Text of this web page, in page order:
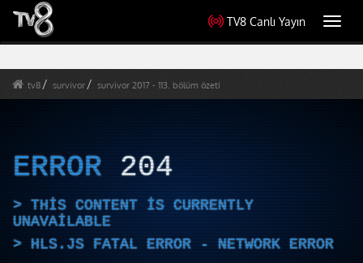
TV8 Canlı Yayın
tv8 survivor survivor 2017 - 113. bölüm özeti
ERROR 204
THIS CONTENT IS CURRENTLY
UNAVAILABLE
HLS.JS FATAL ERROR - NETWORK ERROR